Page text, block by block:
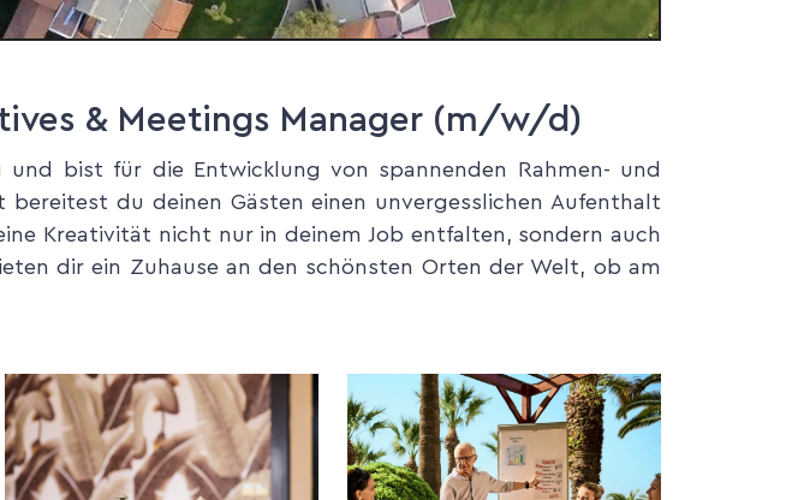
& Meetings Manager (m/w/d)
bist für die Entwicklung von spannenden Rahmen- und
du deinen Gästen einen unvergesslichen Aufenthalt
Kreativität nicht nur in deinem Job entfalten, sondern auch
dir ein Zuhause an den schönsten Orten der Welt, ob am